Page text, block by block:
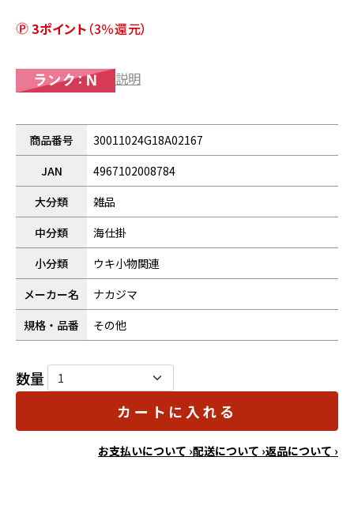
3ポイント （3％還元）
説明
商品番号
30011024G18A02167
JAN
4967102008784
大分類
雑品
中分類
海仕掛
小分類
ウキ小物関連
メーカー名
ナカジマ
規格・品番
その他
数量
カートに入れる
お支払いについて ›配送について ›返品について ›